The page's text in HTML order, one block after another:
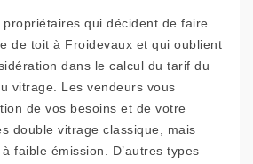
qui décident de faire
de toit à Froidevaux et qui oublient
dans le calcul du tarif du
vitrage. Les vendeurs vous
de vos besoins et de votre
double vitrage classique, mais
faible émission. D’autres types